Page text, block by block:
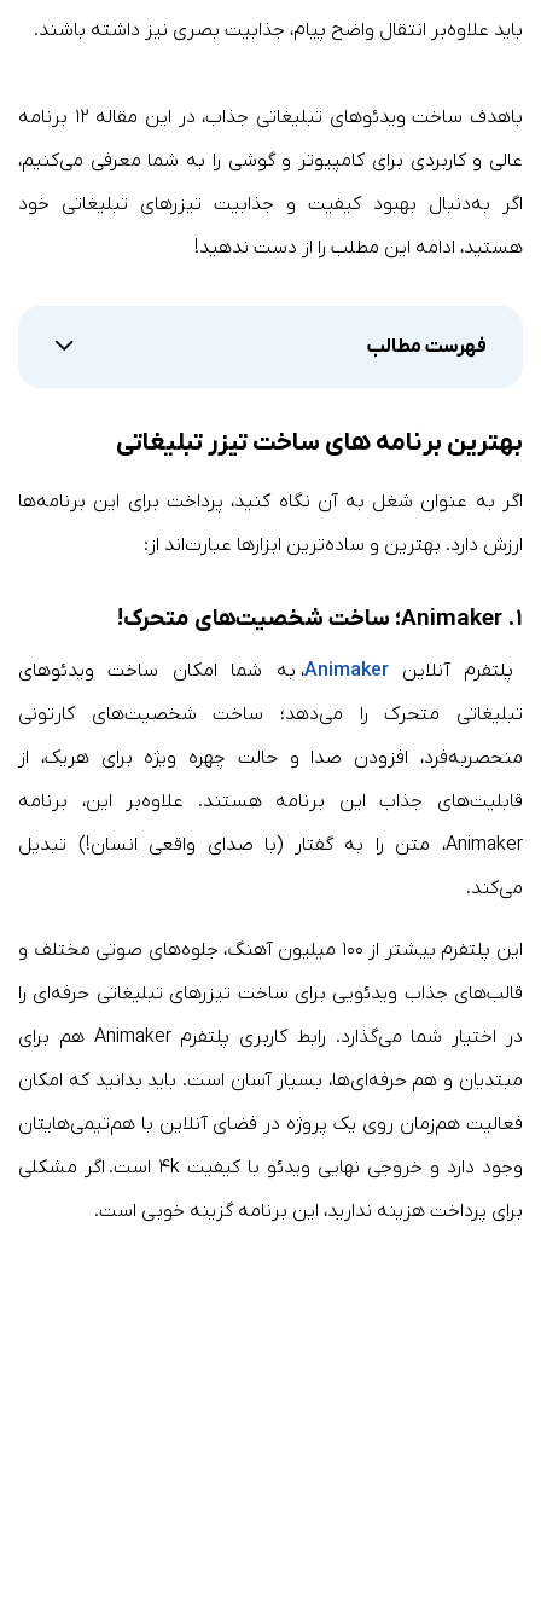
باید علاوه‌بر انتقال واضح پیام، جذابیت بصری نیز داشته باشند.
باهدف ساخت ویدئوهای تبلیغاتی جذاب، در این مقاله ۱۲ برنامه
عالی و کاربردی برای کامپیوتر و گوشی را به شما معرفی می‌کنیم،
اگر به‌دنبال بهبود کیفیت و جذابیت تیزرهای تبلیغاتی خود
هستید، ادامه این مطلب را از دست ندهید!
فهرست مطالب
بهترین برنامه های ساخت تیزر تبلیغاتی
اگر به عنوان شغل به آن نگاه کنید، پرداخت برای این برنامه‌ها
ارزش دارد. بهترین و ساده‌ترین ابزارها عبارت‌اند از:
۱. Animaker؛ ساخت شخصیت‌های متحرک!
پلتفرم آنلاینAnimaker، به شما امکان ساخت ویدئوهای
تبلیغاتی متحرک را می‌دهد؛ ساخت شخصیت‌های کارتونی
منحصربه‌فرد، افزودن صدا و حالت چهره ویژه برای هریک، از
قابلیت‌های جذاب این برنامه هستند. علاوه‌بر این، برنامه
Animaker، متن را به گفتار (با صدای واقعی انسان!) تبدیل
می‌کند.
این پلتفرم بیشتر از ۱۰۰ میلیون آهنگ، جلوه‌های صوتی مختلف و
قالب‌های جذاب ویدئویی برای ساخت تیزرهای تبلیغاتی حرفه‌ای را
در اختیار شما می‌گذارد. رابط کاربری پلتفرم Animaker هم برای
مبتدیان و هم حرفه‌ای‌ها، بسیار آسان است. باید بدانید که امکان
فعالیت هم‌زمان روی یک پروژه در فضای آنلاین با هم‌تیمی‌هایتان
وجود دارد و خروجی نهایی ویدئو با کیفیت ۴k است. اگر مشکلی
برای پرداخت هزینه ندارید، این برنامه گزینه خوبی است.